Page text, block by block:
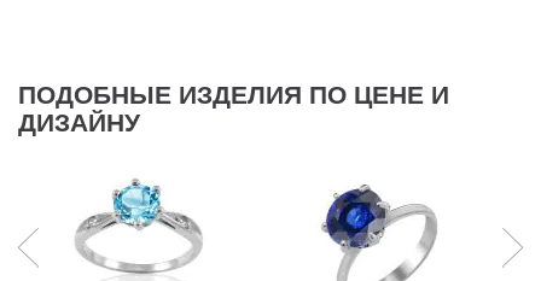
ПОДОБНЫЕ ИЗДЕЛИЯ ПО ЦЕНЕ И
ДИЗАЙНУ